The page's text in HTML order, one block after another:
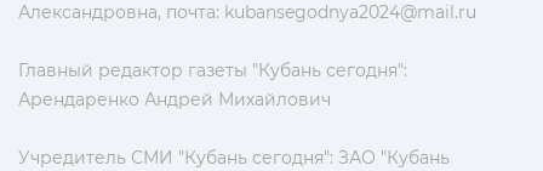
Александровна, почта: kubansegodnya2024@mail.ru
Главный редактор газеты "Кубань сегодня":
Арендаренко Андрей Михайлович
Учредитель СМИ "Кубань сегодня": ЗАО "Кубань